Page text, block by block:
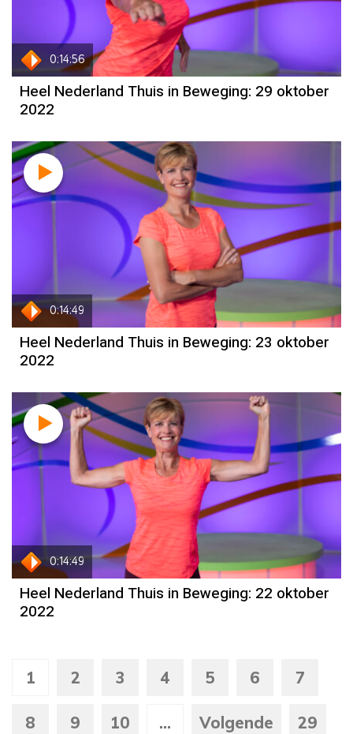
0:14:56
Heel Nederland Thuis in Beweging: 29 oktober
2022
0:14:49
Heel Nederland Thuis in Beweging: 23 oktober
2022
0:14:49
Heel Nederland Thuis in Beweging: 22 oktober
2022
1 2 3 4 5 6 7
8 9 10 ... Volgende 29